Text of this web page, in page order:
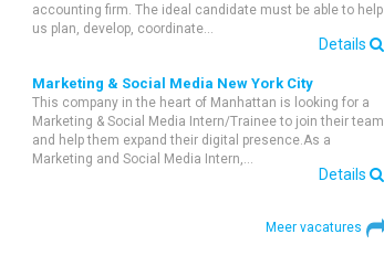
accounting firm. The ideal candidate must be able to help
us plan, develop, coordinate…
Details
Marketing & Social Media New York City
This company in the heart of Manhattan is looking for a
Marketing & Social Media Intern/Trainee to join their team
and help them expand their digital presence.As a
Marketing and Social Media Intern,…
Details
Meer vacatures